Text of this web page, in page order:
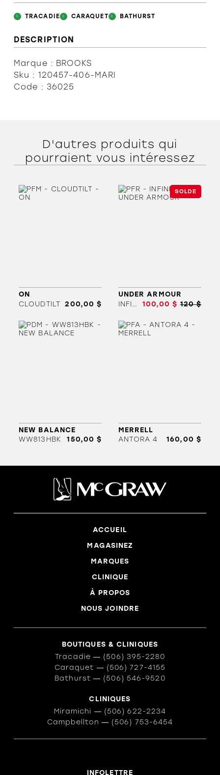
TRACADIE CARAQUET BATHURST
DESCRIPTION
Marque : BROOKS
Sku : 120457-406-MARI
Code : 36025
D'autres produits qui
pourraient vous intéressez
ON
CLOUDTILT
200,00 $
SOLDE
UNDER ARMOUR
INFINITE
100,00 $ 120 $
NEW BALANCE
WW813HBK
150,00 $
MERRELL
ANTORA 4
160,00 $
ACCUEIL
MAGASINEZ
MARQUES
CLINIQUE
À PROPOS
NOUS JOINDRE
BOUTIQUES & CLINIQUES
Tracadie ― (506) 395-2280
Caraquet ― (506) 727-4155
Bathurst ― (506) 546-9520
CLINIQUES
Miramichi ― (506) 622-2234
Campbellton ― (506) 753-6454
INFOLETTRE